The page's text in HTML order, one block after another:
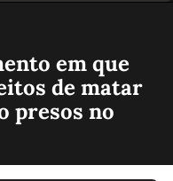
em que
de matar
presos no